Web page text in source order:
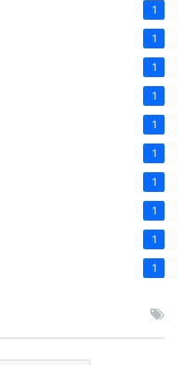
1
1
1
1
1
1
1
1
1
1